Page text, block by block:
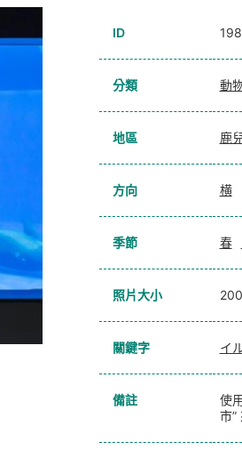
ID
分類 動
地區 鹿
方向 横
季節 春
照片大小
關鍵字 イ
備註
使
市”